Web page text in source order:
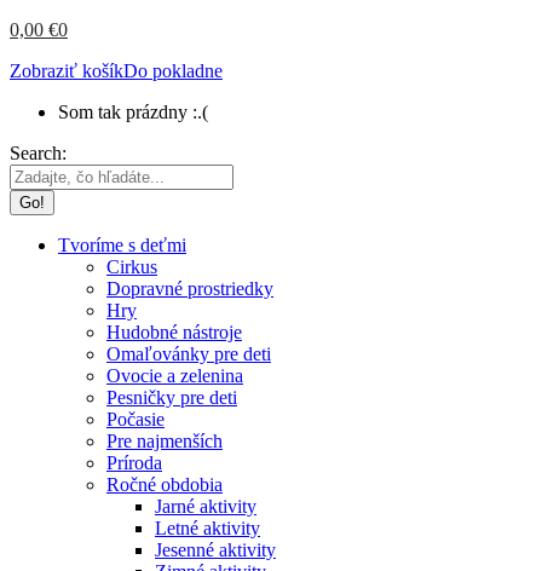
0,00 €0
Zobraziť košíkDo pokladne
Som tak prázdny :.(
Search:
Tvoríme s deťmi
Cirkus
Dopravné prostriedky
Hry
Hudobné nástroje
Omaľovánky pre deti
Ovocie a zelenina
Pesničky pre deti
Počasie
Pre najmenších
Príroda
Ročné obdobia
Jarné aktivity
Letné aktivity
Jesenné aktivity